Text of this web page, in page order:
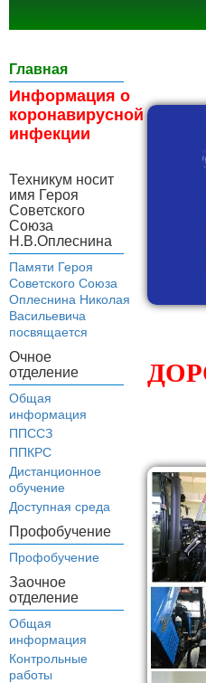
Главная
Информация о
коронавирусной
инфекции
Техникум носит
имя Героя
Советского
Союза
Н.В.Оплеснина
Памяти Героя
Советского Союза
Оплеснина Николая
Васильевича
посвящается
Очное
отделение
Общая
информация
ППССЗ
ППКРС
Дистанционное
обучение
Доступная среда
Профобучение
Профобучение
Заочное
отделение
Общая
информация
Контрольные
работы